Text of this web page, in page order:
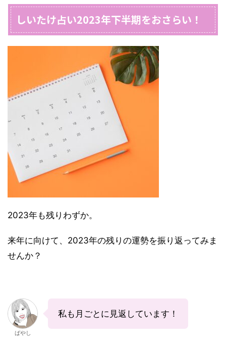
しいたけ占い2023年下半期をおさらい！
2023年も残りわずか。
来年に向けて、2023年の残りの運勢を振り返ってみま
せんか？
ばやし
私も月ごとに見返しています！